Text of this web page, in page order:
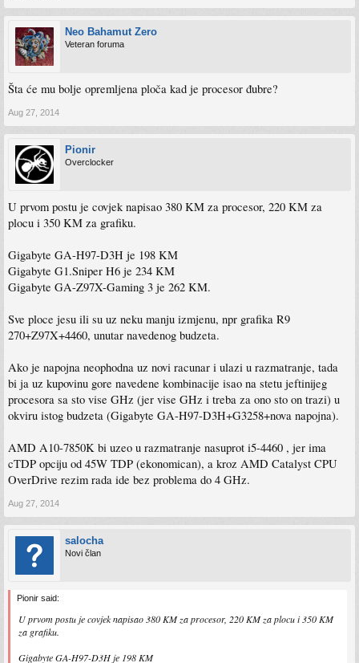
Neo Bahamut Zero
Veteran foruma
Šta će mu bolje opremljena ploča kad je procesor đubre?
Aug 27, 2014
Pionir
Overclocker
U prvom postu je covjek napisao 380 KM za procesor, 220 KM za
plocu i 350 KM za grafiku.
Gigabyte GA-H97-D3H je 198 KM
Gigabyte G1.Sniper H6 je 234 KM
Gigabyte GA-Z97X-Gaming 3 je 262 KM.
Sve ploce jesu ili su uz neku manju izmjenu, npr grafika R9
270+Z97X+4460, unutar navedenog budzeta.
Ako je napojna neophodna uz novi racunar i ulazi u razmatranje, tada
bi ja uz kupovinu gore navedene kombinacije isao na stetu jeftinijeg
procesora sa sto vise GHz (jer vise GHz i treba za ono sto on trazi) u
okviru istog budzeta (Gigabyte GA-H97-D3H+G3258+nova napojna).
AMD A10-7850K bi uzeo u razmatranje nasuprot i5-4460 , jer ima
cTDP opciju od 45W TDP (ekonomican), a kroz AMD Catalyst CPU
OverDrive rezim rada ide bez problema do 4 GHz.
Aug 27, 2014
salocha
Novi član
Pionir said:
U prvom postu je covjek napisao 380 KM za procesor, 220 KM za plocu i 350 KM
za grafiku.
Gigabyte GA-H97-D3H je 198 KM